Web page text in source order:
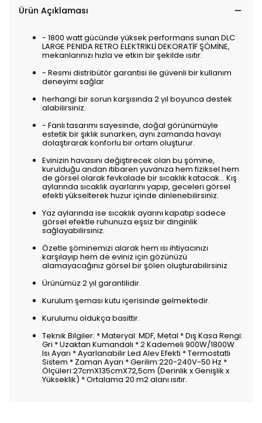
Ürün Açıklaması
- 1800 watt gücünde yüksek performans sunan DLC
LARGE PENIDA RETRO ELEKTRİKLİ DEKORATİF ŞÖMİNE,
mekanlarınızı hızla ve etkin bir şekilde ısıtır.
- Resmi distribütör garantisi ile güvenli bir kullanım
deneyimi sağlar
herhangi bir sorun karşısında 2 yıl boyunca destek
alabilirsiniz.
- Fanlı tasarımı sayesinde, doğal görünümüyle
estetik bir şıklık sunarken, aynı zamanda havayı
dolaştırarak konforlu bir ortam oluşturur.
Evinizin havasını değiştirecek olan bu şömine,
kurulduğu andan itibaren yuvanıza hem fiziksel hem
de görsel olarak fevkalade bir sıcaklık katacak… Kış
aylarında sıcaklık ayarlarını yapıp, geceleri görsel
efekti yükselterek huzur içinde dinlenebilirsiniz.
Yaz aylarında ise sıcaklık ayarını kapatıp sadece
görsel efektle ruhunuza eşsiz bir dinginlik
sağlayabilirsiniz.
Özetle şöminemizi alarak hem ısı ihtiyacınızı
karşılayıp hem de eviniz için gözünüzü
alamayacağınız görsel bir şölen oluşturabilirsiniz.
Ürünümüz 2 yıl garantilidir.
Kurulum şeması kutu içerisinde gelmektedir.
Kurulumu oldukça basittir.
Teknik Bilgiler: * Materyal: MDF, Metal * Dış Kasa Rengi:
Gri * Uzaktan Kumandalı * 2 Kademeli 900W/1800W
Isı Ayarı * Ayarlanabilir Led Alev Efekti * Termostatlı
Sistem * Zaman Ayarı * Gerilim:220-240V-50 Hz *
Ölçüleri:27cmX135cmX72,5cm (Derinlik x Genişlik x
Yükseklik) * Ortalama 20 m2 alanı ısıtır.